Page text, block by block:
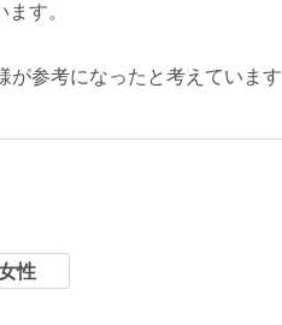
す。
が参考になったと考えています
性